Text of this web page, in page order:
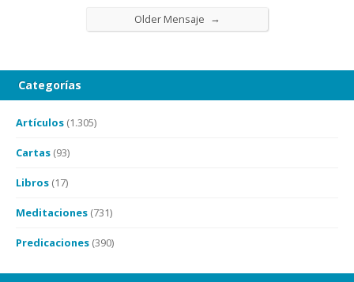
Older Mensaje →
Categorías
Artículos (1.305)
Cartas (93)
Libros (17)
Meditaciones (731)
Predicaciones (390)